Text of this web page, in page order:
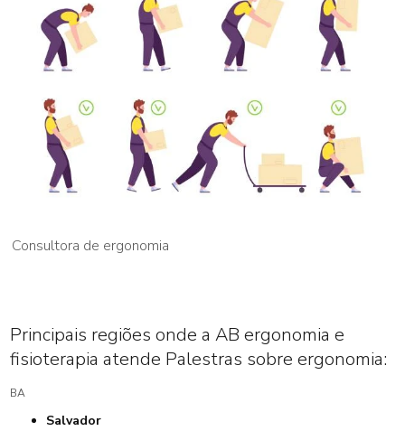
Consultora de ergonomia
Principais regiões onde a AB ergonomia e
fisioterapia atende Palestras sobre ergonomia:
BA
Salvador